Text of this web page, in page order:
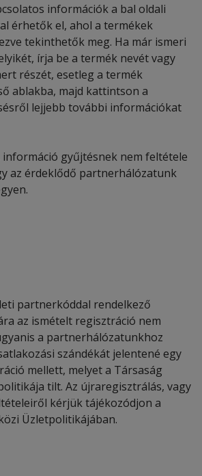
információk a bal oldali
érhetők el, ahol a termékek
tekinthetők meg. Ha már ismeri
írja be a termék nevét vagy
részét, esetleg a termék
ablakba, majd kattintson a
lejjebb további információkat
gyűjtésnek nem feltétele
az érdeklődő partnerhálózatunk
partnerkóddal rendelkező
az ismételt regisztráció nem
a partnerhálózatunkhoz
szándékát jelentené egy
mellett, melyet a Társaság
tilt. Az újraregisztrálás, vagy
kérjük tájékozódjon a
Üzletpolitikájában.